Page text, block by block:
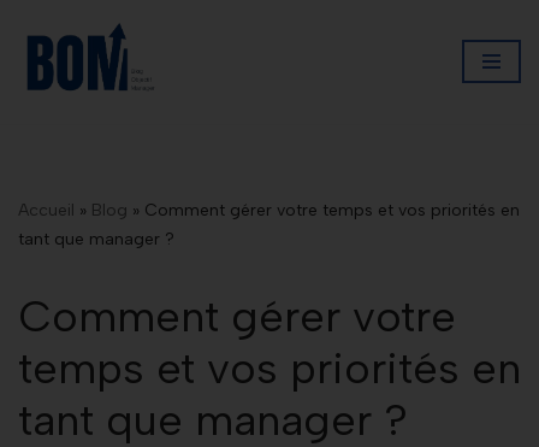
Aller
au
Accueil » Blog » Comment gérer votre temps et vos priorités en
tant que manager ?
Comment gérer votre
temps et vos priorités en
tant que manager ?